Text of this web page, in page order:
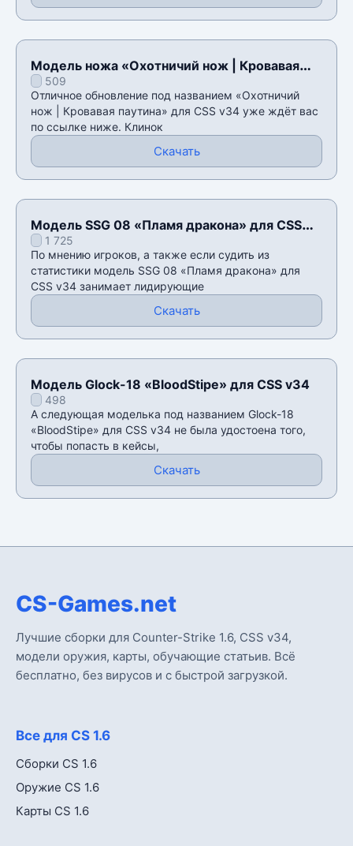
Модель ножа «Охотничий нож | Кровавая
паутина» для CSS v34
509
Отличное обновление под названием «Охотничий
нож | Кровавая паутина» для CSS v34 уже ждёт вас
по ссылке ниже. Клинок
Скачать
Модель SSG 08 «Пламя дракона» для CSS
v341 725
По мнению игроков, а также если судить из
статистики модель SSG 08 «Пламя дракона» для
CSS v34 занимает лидирующие
Скачать
Модель Glock-18 «BloodStipe» для CSS v34
498
А следующая моделька под названием Glock-18
«BloodStipe» для CSS v34 не была удостоена того,
чтобы попасть в кейсы,
Скачать
CS-Games.net
Лучшие сборки для Counter-Strike 1.6, CSS v34,
модели оружия, карты, обучающие статьив. Всё
бесплатно, без вирусов и с быстрой загрузкой.
Все для CS 1.6
Сборки CS 1.6
Оружие CS 1.6
Карты CS 1.6